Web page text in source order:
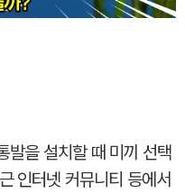
발을 설치할 때 미끼 선택
인터넷 커뮤니티 등에서